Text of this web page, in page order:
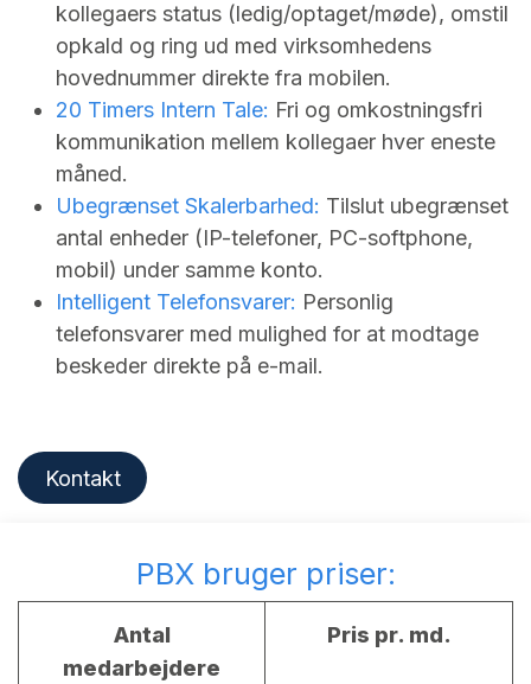
kollegaers status (ledig/optaget/møde), omstil
opkald og ring ud med virksomhedens
hovednummer direkte fra mobilen.
20 Timers Intern Tale: Fri og omkostningsfri
kommunikation mellem kollegaer hver eneste
måned.
Ubegrænset Skalerbarhed: Tilslut ubegrænset
antal enheder (IP-telefoner, PC-softphone,
mobil) under samme konto.
Intelligent Telefonsvarer: Personlig
telefonsvarer med mulighed for at modtage
beskeder direkte på e-mail.
Kontakt
PBX bruger priser:
Antal
medarbejdere
Pris pr. md.